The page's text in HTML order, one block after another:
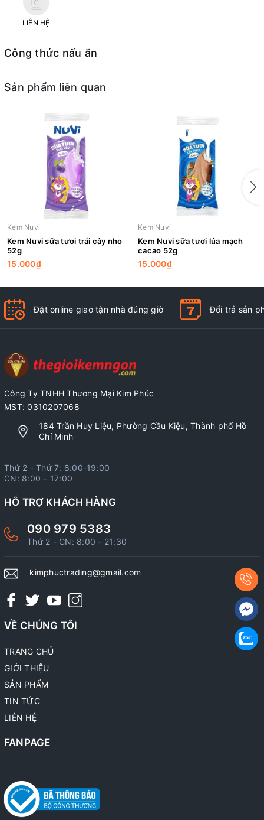
LIÊN HỆ
Công thức nấu ăn
Sản phẩm liên quan
Kem Nuvi
Kem Nuvi sữa tươi trái cây nho
52g
15.000₫
Kem Nuvi
Kem Nuvi sữa tươi lúa mạch
cacao 52g
15.000₫
Đặt online giao tận nhà đúng giờ Đổi trả sản
Công Ty TNHH Thương Mại Kim Phúc
MST: 0310207068
184 Trần Huy Liệu, Phường Cầu Kiệu, Thành phố Hồ
Chí Minh
Thứ 2 - Thứ 7: 8:00-19:00
CN: 8:00 – 17:00
HỖ TRỢ KHÁCH HÀNG
090 979 5383
Thứ 2 - CN: 8:00 - 21:30
kimphuctrading@gmail.com
VỀ CHÚNG TÔI
TRANG CHỦ
GIỚI THIỆU
SẢN PHẨM
TIN TỨC
LIÊN HỆ
FANPAGE